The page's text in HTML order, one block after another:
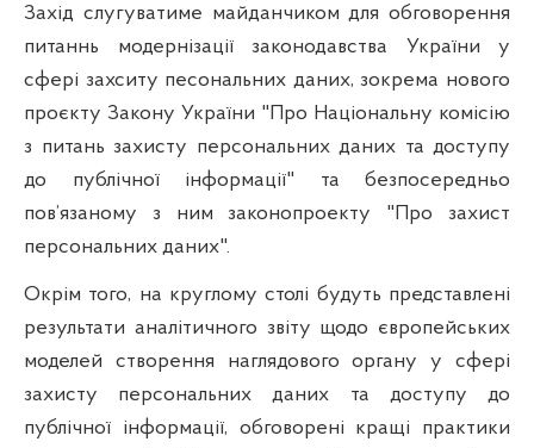
Захід слугуватиме майданчиком для обговорення
питаннь модернізації законодавства України у
сфері захситу песональних даних, зокрема нового
проєкту Закону України "Про Національну комісію
з питань захисту персональних даних та доступу
до публічної інформації" та безпосередньо
пов’язаному з ним законопроекту "Про захист
персональних даних".
Окрім того, на круглому столі будуть представлені
результати аналітичного звіту щодо європейських
моделей створення наглядового органу у сфері
захисту персональних даних та доступу до
публічної інформації, обговорені кращі практики